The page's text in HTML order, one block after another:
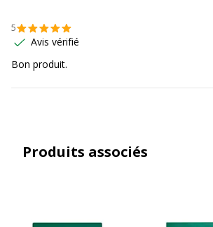
5
Avis vérifié
Bon produit.
Produits associés